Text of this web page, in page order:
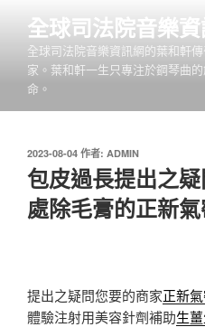
全球司法院音樂資
全球司法院音樂資訊網的葉和軒
家。葉和軒一生只專注於鋼琴曲
命。
發
佈
於
2023-08-04 作者: ADMIN
包皮過長提出之
處除毛膏的正新
提出之疑問您要的商家正新
體驗注射用美容針劑補助生